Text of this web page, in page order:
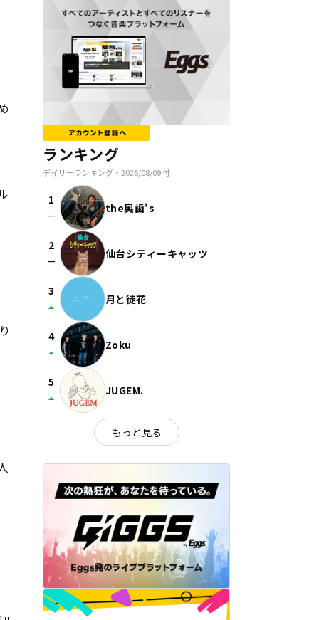
ランキング
デイリーランキング・ 2026/08/09付
1
check_indeterminate_small the奥歯's
2
check_indeterminate_small 仙台シティーキャッツ
3
arrow_drop_up 月と徒花
4
arrow_drop_up Zoku
5
arrow_drop_up JUGEM.
もっと見る